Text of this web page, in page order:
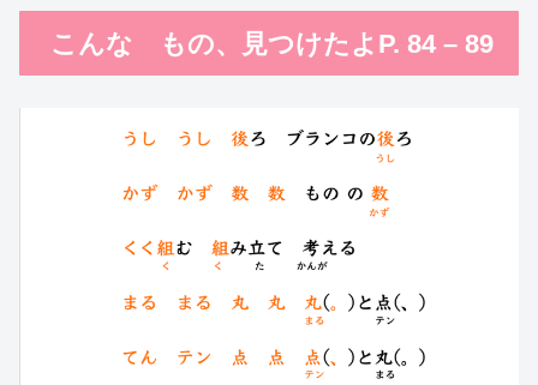
こんな もの、見つけたよP. 84 – 89